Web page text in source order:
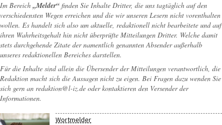
Im Bereich „Melder“ finden Sie Inhalte Dritter, die uns tagtäglich auf den
verschiedensten Wegen erreichen und die wir unseren Lesern nicht vorenthalten
wollen. Es handelt sich also um aktuelle, redaktionell nicht bearbeitete und auf
ihren Wahrheitsgehalt hin nicht überprüfte Mitteilungen Dritter. Welche damit
stets durchgehende Zitate der namentlich genannten Absender außerhalb
unseres redaktionellen Bereiches darstellen.
Für die Inhalte sind allein die Übersender der Mitteilungen verantwortlich, die
Redaktion macht sich die Aussagen nicht zu eigen. Bei Fragen dazu wenden Sie
sich gern an redaktion@l-iz.de oder kontaktieren den Versender der
Informationen.
Wortmelder